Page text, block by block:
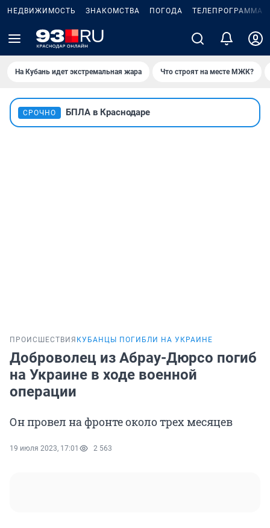
НЕДВИЖИМОСТЬ ЗНАКОМСТВА ПОГОДА ТЕЛЕПРОГРАММА
На Кубань идет экстремальная жара Что строят на месте МЖК?
СРОЧНО БПЛА в Краснодаре
ПРОИСШЕСТВИЯ КУБАНЦЫ ПОГИБЛИ НА УКРАИНЕ
Доброволец из Абрау-Дюрсо погиб
на Украине в ходе военной
операции
Он провел на фронте около трех месяцев
19 июля 2023, 17:01 2 563